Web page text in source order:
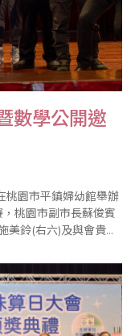
數學公開邀
桃園市平鎮婦幼館舉辦
桃園市副市長蘇俊賓
美鈴(右六)及與會貴賓